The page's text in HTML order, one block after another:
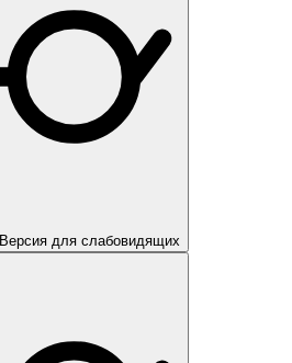
Версия для слабовидящих